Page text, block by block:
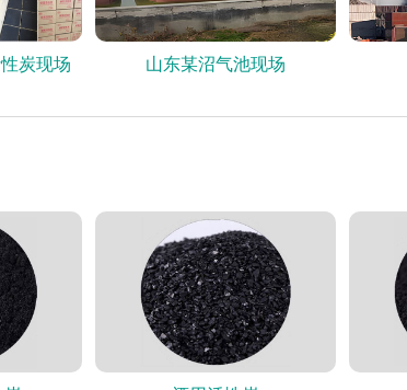
炭现场 山东某沼气池现场